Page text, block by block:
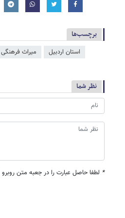
برچسب‌ها
استان اردبیل میراث فرهنگی
نظر شما
* لطفا حاصل عبارت را در جعبه متن روبرو